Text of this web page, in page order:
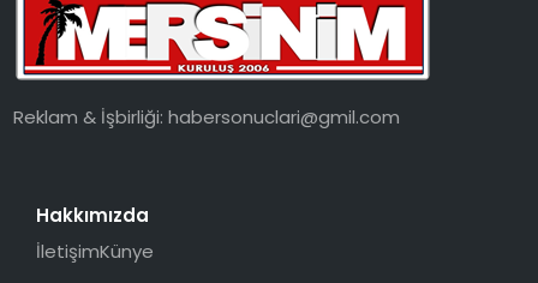
Reklam & İşbirliği:habersonuclari@gmil.com
Hakkımızda
İletişimKünye